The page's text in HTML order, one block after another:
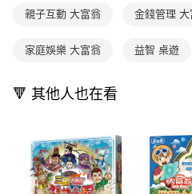
１．透過由恩沛科技股份有限公司提供
權轉讓予恩沛科技股份有限公司。
２．關於個人資料處理事宜，請瀏覽以下
３．未成年的使用者請事先徵得法定代
「AFTEE先享後付」，若未經同意申辦
時審查核予不同之上限額度；若仍有額
請求用戶進行身份認證。
５．嚴禁一人註冊多個帳號或使用他人
恩沛科技股份有限公司將有權停止該用
親子互動 大富翁 金錢管理 大
家庭娛樂 大富翁 益智 桌遊
🔻 其他人也在看